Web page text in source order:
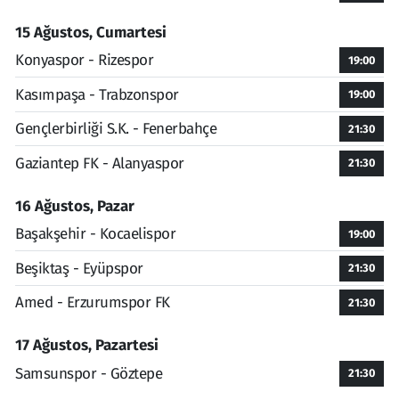
15 Ağustos, Cumartesi
Konyaspor - Rizespor
19:00
Kasımpaşa - Trabzonspor 19:00
Gençlerbirliği S.K. - Fenerbahçe 21:30
Gaziantep FK - Alanyaspor 21:30
16 Ağustos, Pazar
Başakşehir - Kocaelispor
19:00
Beşiktaş - Eyüpspor 21:30
Amed - Erzurumspor FK 21:30
17 Ağustos, Pazartesi
Samsunspor - Göztepe
21:30